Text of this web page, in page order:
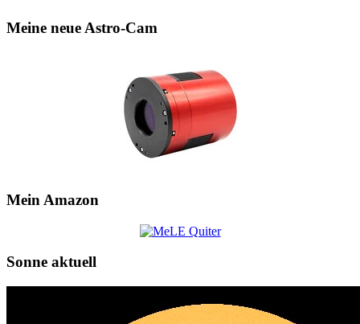
Meine neue Astro-Cam
Mein Amazon
Sonne aktuell